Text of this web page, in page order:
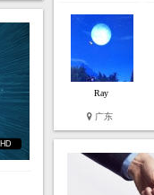
Ray
广东
HD